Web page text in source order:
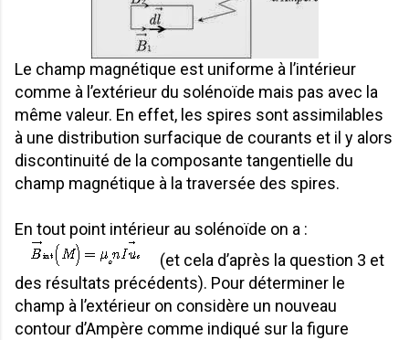
Le champ magnétique est uniforme à l’intérieur
comme à l’extérieur du solénoïde mais pas avec la
même valeur. En effet, les spires sont assimilables
à une distribution surfacique de courants et il y alors
discontinuité de la composante tangentielle du
champ magnétique à la traversée des spires.
En tout point intérieur au solénoïde on a :
(et cela d’après la question 3 et
des résultats précédents). Pour déterminer le
champ à l’extérieur on considère un nouveau
contour d’Ampère comme indiqué sur la figure